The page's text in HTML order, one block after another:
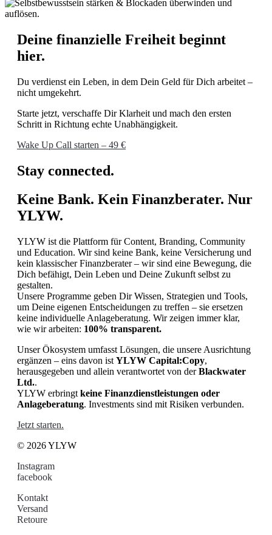
Deine finanzielle Freiheit beginnt
hier.
Du verdienst ein Leben, in dem Dein Geld für Dich arbeitet –
nicht umgekehrt.
Starte jetzt, verschaffe Dir Klarheit und mach den ersten
Schritt in Richtung echte Unabhängigkeit.
Wake Up Call starten – 49 €
Stay connected.
Keine Bank. Kein Finanzberater. Nur
YLYW.
YLYW ist die Plattform für Content, Branding, Community
und Education. Wir sind keine Bank, keine Versicherung und
kein klassischer Finanzberater – wir sind eine Bewegung, die
Dich befähigt, Dein Leben und Deine Zukunft selbst zu
gestalten.
Unsere Programme geben Dir Wissen, Strategien und Tools,
um Deine eigenen Entscheidungen zu treffen – sie ersetzen
keine individuelle Anlageberatung. Wir zeigen immer klar,
wie wir arbeiten: 100% transparent.
Unser Ökosystem umfasst Lösungen, die unsere Ausrichtung
ergänzen – eins davon ist YLYW Capital:Copy,
herausgegeben und allein verantwortet von derBlackwater
Ltd..
YLYW erbringt keine Finanzdienstleistungen oder
Anlageberatung. Investments sind mit Risiken verbunden.
Jetzt starten.
© 2026 YLYW
Instagram
facebook
Kontakt
Versand
Retoure